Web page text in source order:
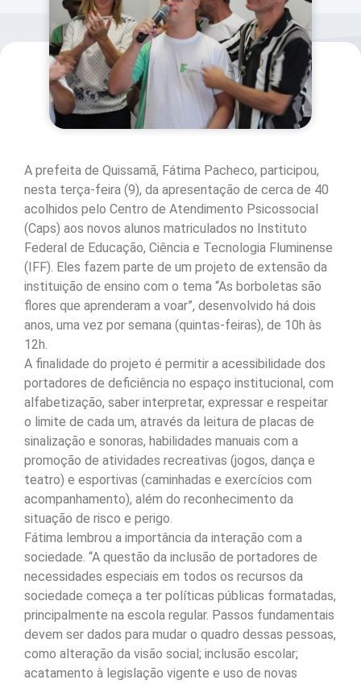
A prefeita de Quissamã, Fátima Pacheco, participou,
nesta terça-feira (9), da apresentação de cerca de 40
acolhidos pelo Centro de Atendimento Psicossocial
(Caps) aos novos alunos matriculados no Instituto
Federal de Educação, Ciência e Tecnologia Fluminense
(IFF). Eles fazem parte de um projeto de extensão da
instituição de ensino com o tema “As borboletas são
flores que aprenderam a voar”, desenvolvido há dois
anos, uma vez por semana (quintas-feiras), de 10h às
12h.
A finalidade do projeto é permitir a acessibilidade dos
portadores de deficiência no espaço institucional, com
alfabetização, saber interpretar, expressar e respeitar
o limite de cada um, através da leitura de placas de
sinalização e sonoras, habilidades manuais com a
promoção de atividades recreativas (jogos, dança e
teatro) e esportivas (caminhadas e exercícios com
acompanhamento), além do reconhecimento da
situação de risco e perigo.
Fátima lembrou a importância da interação com a
sociedade. “A questão da inclusão de portadores de
necessidades especiais em todos os recursos da
sociedade começa a ter políticas públicas formatadas,
principalmente na escola regular. Passos fundamentais
devem ser dados para mudar o quadro dessas pessoas,
como alteração da visão social; inclusão escolar;
acatamento à legislação vigente e uso de novas